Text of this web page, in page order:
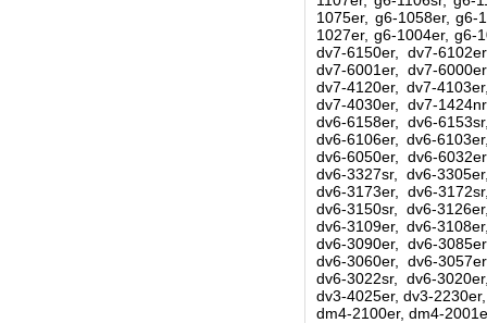
1075er, g6-1058er, g6-
1027er, g6-1004er, g6-
dv7-6150er, dv7-
dv7-6001er, dv7-
dv7-4120er, dv7-
dv7-4030er, dv7-
dv6-6158er, dv6-
dv6-6106er, dv6-
dv6-6050er, dv6-
dv6-3327sr, dv6-
dv6-3173er, dv6-
dv6-3150sr, dv6-
dv6-3109er, dv6-
dv6-3090er, dv6-
dv6-3060er, dv6-
dv6-3022sr, dv6-
dv3-4025er, dv3-
dm4-2100er, dm4-